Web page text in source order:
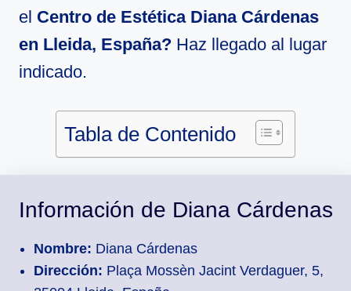
el Centro de Estética Diana Cárdenas
en Lleida, España? Haz llegado al lugar
indicado.
Tabla de Contenido
Información de Diana Cárdenas
Nombre: Diana Cárdenas
Dirección: Plaça Mossèn Jacint Verdaguer, 5,